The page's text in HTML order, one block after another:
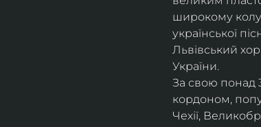
широкому колу
української
Львівський
України.
За свою понад
кордоном,
Чехії,